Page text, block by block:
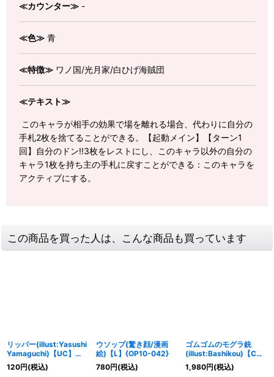
≪カウンター≫ -
≪色≫ 青
≪特徴≫ ワノ国/光月家/白ひげ海賊団
≪テキスト≫
このキャラが相手の効果で場を離れる場合、代わりに自分の
手札2枚を捨てることができる。【起動メイン】【ターン1
回】自分のドン!!3枚をレストにし、このキャラ以外の自分の
キャラ1枚を持ち主の手札に戻すことができる：このキャラを
アクティブにする。
この商品を買った人は、こんな商品も買っています
リッパー(illust:Yasushi
Yamaguchi)【UC】
{OP11-096}
120円(税込)
ウソップ(驚き顔/漫画
絵)【L】{OP10-042}
780円(税込)
ゴムゴムのモグラ銃
(illust:Bashikou)【C】
{ST21-017}
1,980円(税込)